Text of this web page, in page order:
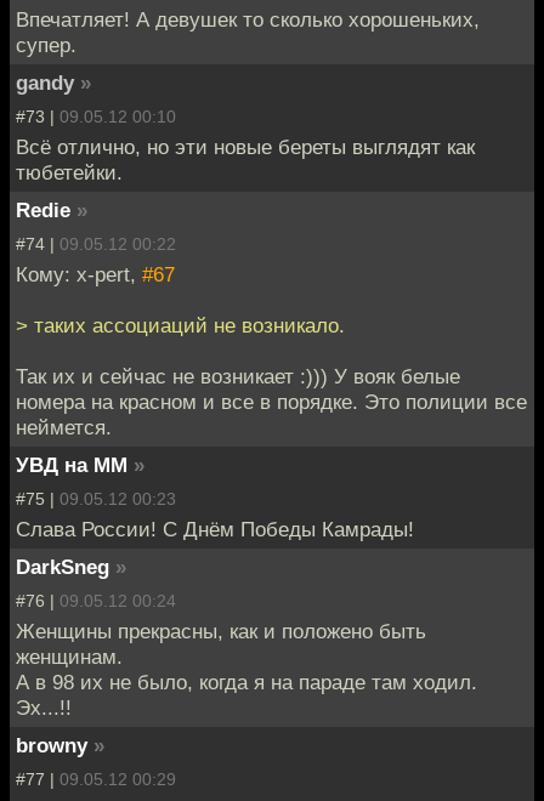
Впечатляет! А девушек то сколько хорошеньких,
супер.
gandy »
#73 | 09.05.12 00:10
Всё отлично, но эти новые береты выглядят как
тюбетейки.
Redie »
#74 | 09.05.12 00:22
Кому: x-pert, #67
> таких ассоциаций не возникало.
Так их и сейчас не возникает :))) У вояк белые
номера на красном и все в порядке. Это полиции все
неймется.
УВД на ММ »
#75 | 09.05.12 00:23
Слава России! С Днём Победы Камрады!
DarkSneg »
#76 | 09.05.12 00:24
Женщины прекрасны, как и положено быть
женщинам.
А в 98 их не было, когда я на параде там ходил.
Эх...!!
browny »
#77 | 09.05.12 00:29